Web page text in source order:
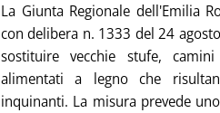
La Giunta Regionale dell'Emilia
con delibera n. 1333 del 24
sostituire vecchie stufe,
alimentati a legno che
inquinanti. La misura prevede